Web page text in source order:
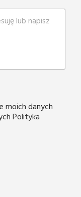
moich danych
Polityka